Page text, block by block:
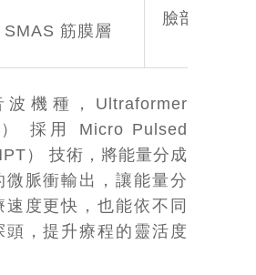
SMAS 筋膜層
臉部拉提、
機種，Ultraformer
採用 Micro Pulsed
） 技術，將能量分成
微脈衝輸出，讓能量分
度更快，也能依不同
，提升療程的靈活度